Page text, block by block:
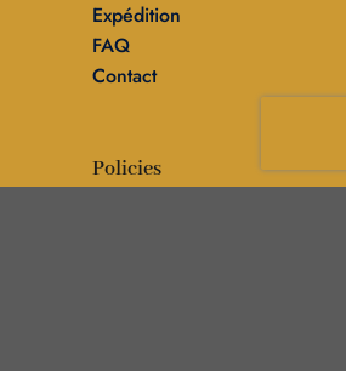
Expédition
FAQ
Contact
Policies